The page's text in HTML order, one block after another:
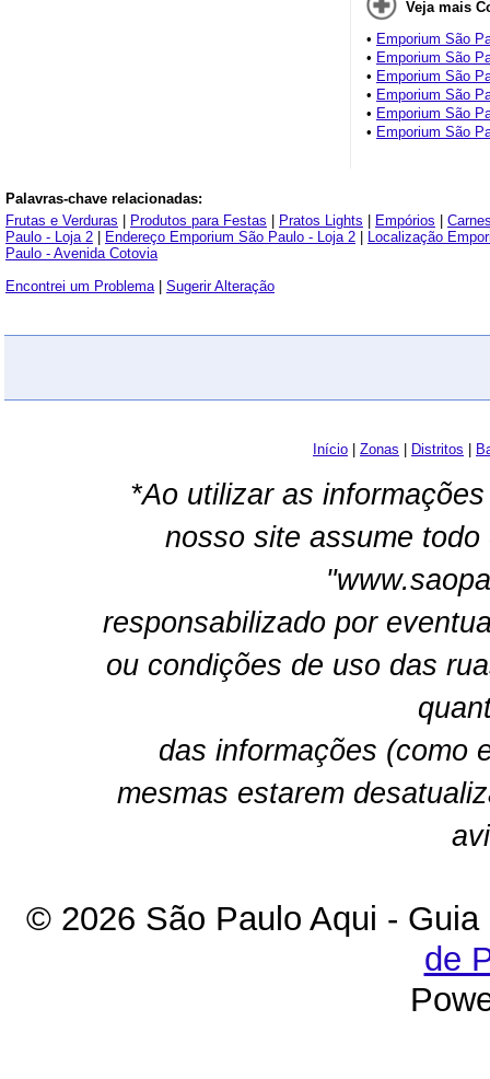
Veja mais
• Emporium São
• Emporium São
• Emporium São
• Emporium São
• Emporium São
• Emporium São
Palavras-chave relacionadas:
Frutas e Verduras
Produtos para Festas Pratos Lights Empórios
Paulo - Loja 2
Endereço Emporium São Paulo - Loja 2
Localização
Paulo - Avenida Cotovia
Encontrei um Problema| Sugerir Alteração
Início Zonas Distritos
*Ao utilizar as
nosso site assume
responsabilizado por
ou condições de uso das
das informações (como
mesmas estarem
© 2026 São Paulo Aqui -
de